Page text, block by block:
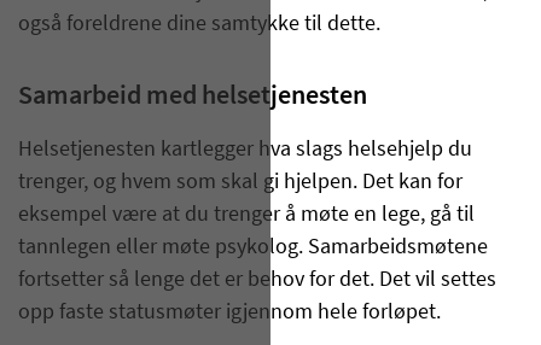
også foreldrene dine samtykke til dette.
Samarbeid med helsetjenesten
Helsetjenesten kartlegger hva slags helsehjelp du
trenger, og hvem som skal gi hjelpen. Det kan for
eksempel være at du trenger å møte en lege, gå til
tannlegen eller møte psykolog. Samarbeidsmøtene
fortsetter så lenge det er behov for det. Det vil settes
opp faste statusmøter igjennom hele forløpet.